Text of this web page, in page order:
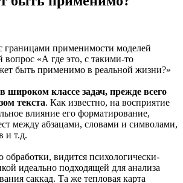
границами применимости моделей
вопрос «А где это, с такими-то
быть применимо в реальной жизни?»
широком классе задач, прежде всего
текста. Как известно, на восприятие
влияние его форматирование,
между абзацами, словами и символами,
и т.д.
обработки, видится психологически-
идеально подходящей для анализа
саккад. Та же тепловая карта